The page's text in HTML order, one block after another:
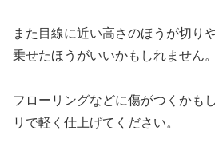
また目線に近い高さのほうが切り
乗せたほうがいいかもしれません。
フローリングなどに傷がつくかも
リで軽く仕上げてください。